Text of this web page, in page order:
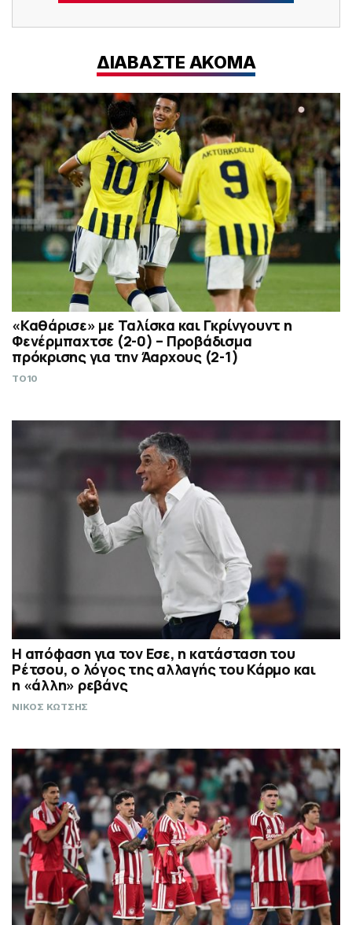
ΔΙΑΒΑΣΤΕ ΑΚΟΜΑ
«Καθάρισε» με Ταλίσκα και Γκρίνγουντ η
Φενέρμπαχτσε (2-0) – Προβάδισμα
πρόκρισης για την Άαρχους (2-1)
TO10
Η απόφαση για τον Εσε, η κατάσταση του
Ρέτσου, ο λόγος της αλλαγής του Κάρμο και
η «άλλη» ρεβάνς
ΝΙΚΟΣ ΚΩΤΣΗΣ